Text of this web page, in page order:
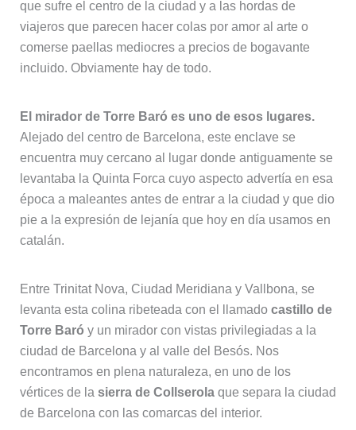
que sufre el centro de la ciudad y a las hordas de
viajeros que parecen hacer colas por amor al arte o
comerse paellas mediocres a precios de bogavante
incluido. Obviamente hay de todo.
El mirador de Torre Baró es uno de esos lugares.
Alejado del centro de Barcelona, este enclave se
encuentra muy cercano al lugar donde antiguamente se
levantaba la Quinta Forca cuyo aspecto advertía en esa
época a maleantes antes de entrar a la ciudad y que dio
pie a la expresión de lejanía que hoy en día usamos en
catalán.
Entre Trinitat Nova, Ciudad Meridiana y Vallbona, se
levanta esta colina ribeteada con el llamado castillo de
Torre Baró y un mirador con vistas privilegiadas a la
ciudad de Barcelona y al valle del Besós. Nos
encontramos en plena naturaleza, en uno de los
vértices de la sierra de Collserolaque separa la ciudad
de Barcelona con las comarcas del interior.